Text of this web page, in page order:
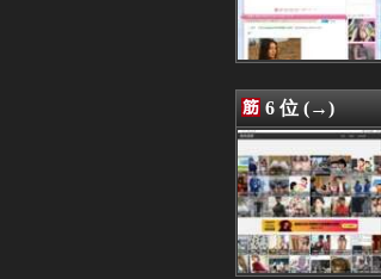
08/08 14:50
08/08 14:50
08/08 14:45
08/08 14:45
08/08 14:41
08/08 14:40
08/08 14:40
08/08 14:35
08/08 14:35
08/08 14:34
08/08 14:33
08/08 14:32
6 位 (→)